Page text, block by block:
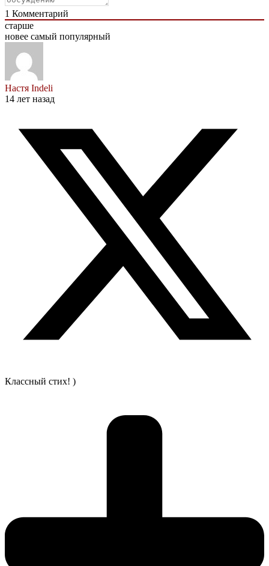
1 Комментарий
старше
новее самый популярный
Настя Indeli
14 лет назад
Классный стих! )